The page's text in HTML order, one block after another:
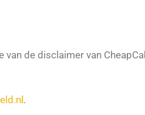
de disclaimer van
.